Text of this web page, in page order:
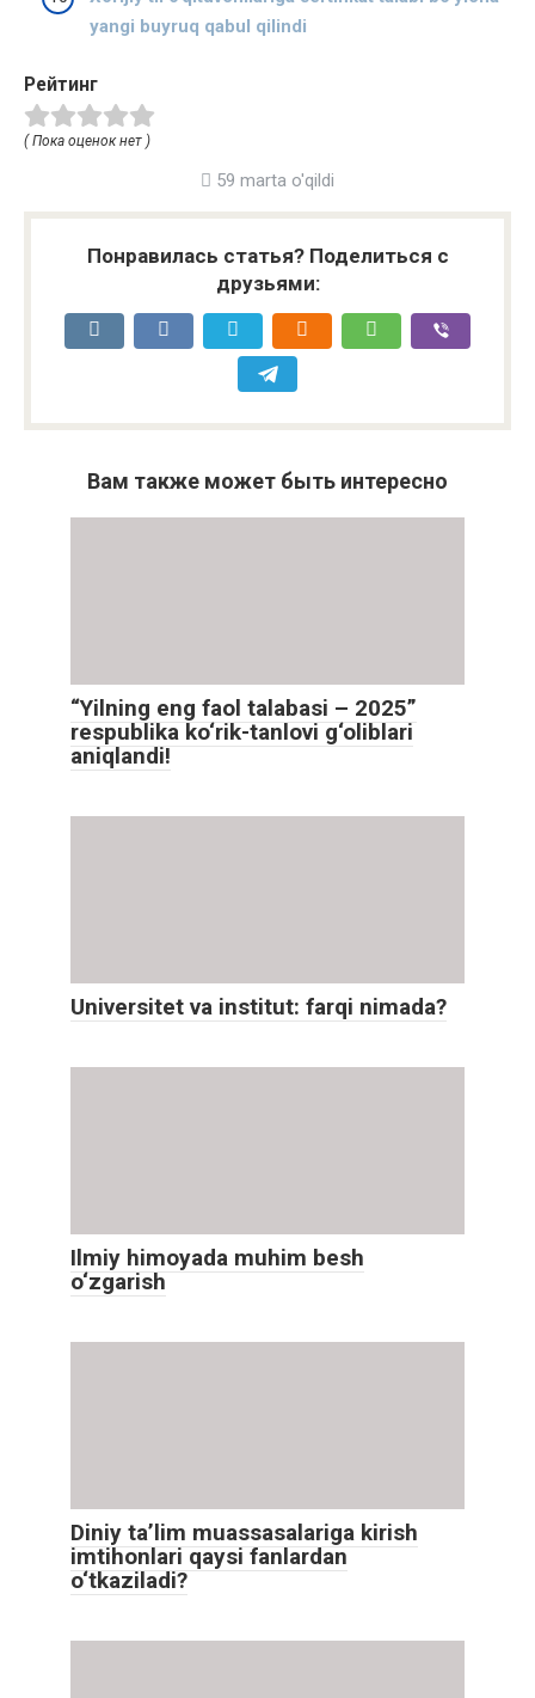
yangi buyruq qabul qilindi
Рейтинг
( Пока оценок нет )
59 marta o'qildi
Понравилась статья? Поделиться с
друзьями:
Вам также может быть интересно
“Yilning eng faol talabasi – 2025”
respublika ko‘rik-tanlovi g‘oliblari
aniqlandi!
Universitet va institut: farqi nimada?
Ilmiy himoyada muhim besh
o‘zgarish
Diniy ta’lim muassasalariga kirish
imtihonlari qaysi fanlardan
o‘tkaziladi?